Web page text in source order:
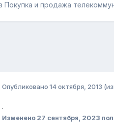
Покупка и продажа
Опубликовано 14 октября, 2013
.
Изменено 27 сентября, 2023